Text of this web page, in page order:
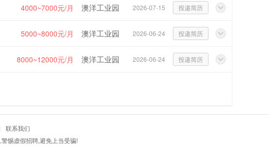
4000~7000元/月 澳洋工业园 2026-07-15 投递简历
5000~8000元/月 澳洋工业园 2026-06-24 投递简历
8000~12000元/月 澳洋工业园 2026-06-24 投递简历
联系我们
惕虚假招聘,避免上当受骗!